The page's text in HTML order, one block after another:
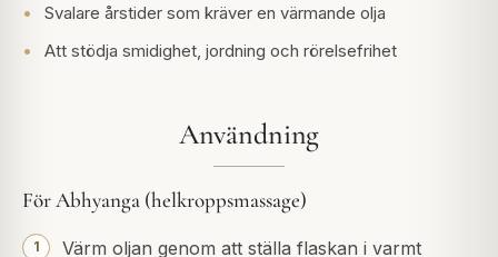
Svalare årstider som kräver en värmande olja
Att stödja smidighet, jordning och rörelsefrihet
Användning
För Abhyanga (helkroppsmassage)
Värm oljan genom att ställa flaskan i varmt